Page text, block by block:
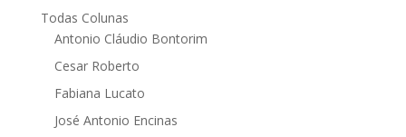
Todas Colunas
Antonio Cláudio Bontorim
Cesar Roberto
Fabiana Lucato
José Antonio Encinas